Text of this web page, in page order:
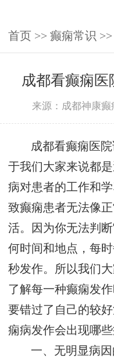
首页 >> 癫痫常识 >>
成都看癫痫医
来源：成都神康癫
成都看癫痫医
于我们大家来说都
病对患者的工作和
致癫痫患者无法像
活。因为你无法判
何时间和地点，每
秒发作。所以我们
了解每一种癫痫发
要错过了自己的较
痫病发作会出现哪些
一、无明显病